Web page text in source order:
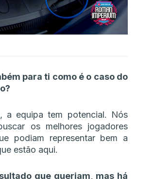
para ti como é o caso do
a equipa tem potencial. Nós
os melhores jogadores
podiam representar bem a
estão aqui.
que queriam, mas há